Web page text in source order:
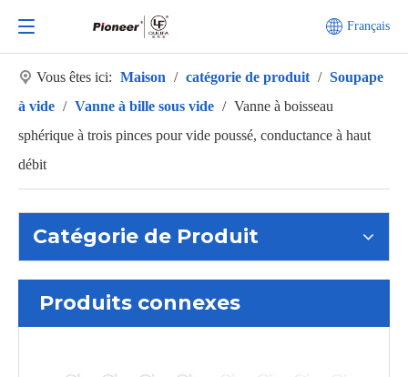
Français
Vous êtes ici: Maison / catégorie de produit / Soupape
à vide / Vanne à bille sous vide / Vanne à boisseau
sphérique à trois pinces pour vide poussé, conductance à haut
débit
Catégorie de Produit
Produits connexes